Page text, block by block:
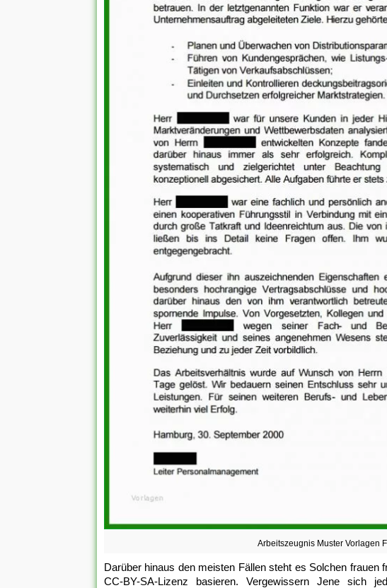
Arbeitszeugnis Muster Vorlagen
Darüber hinaus den meisten Fällen steht es Solchen frauen
CC-BY-SA-Lizenz basieren. Vergewissern Jene sich